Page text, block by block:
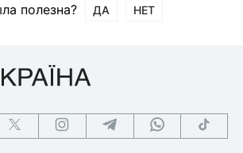
полезна? ДА НЕТ